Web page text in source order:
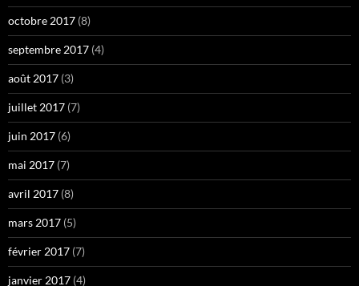
octobre 2017 (8)
septembre 2017 (4)
août 2017 (3)
juillet 2017 (7)
juin 2017 (6)
mai 2017 (7)
avril 2017 (8)
mars 2017 (5)
février 2017 (7)
janvier 2017 (4)